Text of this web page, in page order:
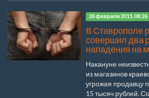
28 февраля 2015, 08:26
В Ставрополе
совершил два
нападения на
Накануне
из магазинов
угрожая продавцу
15 тысяч рублей.